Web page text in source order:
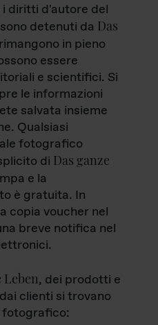
diritti d'autore del
detenuti da Das
in pieno
essere
e scientifici. Si
le informazioni
salvata insieme
Qualsiasi
fotografico
di Das ganze
e la
è gratuita. In
copia voucher nel
breve notifica nel
Leben, dei prodotti e
clienti si trovano
fotografico: